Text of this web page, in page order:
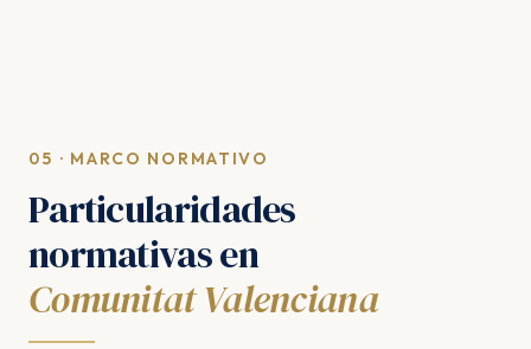
05 · MARCO NORMATIVO
Particularidades
normativas en
Comunitat Valenciana